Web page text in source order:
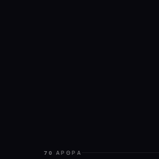
70 ΆΡΘΡΑ